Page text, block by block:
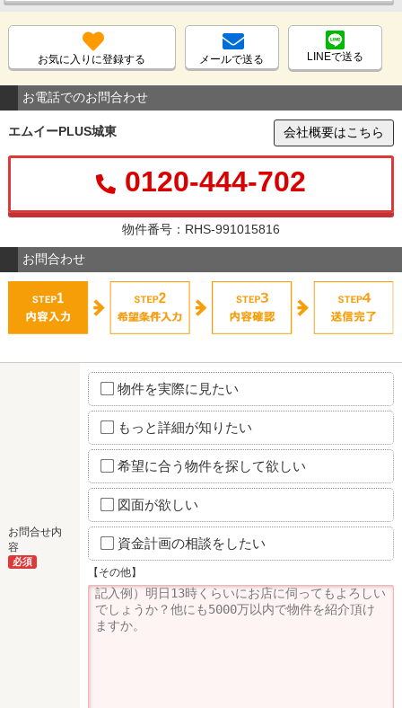
お気に入りに登録する メールで送る LINEで送る
お電話でのお問合わせ
エムイーPLUS城東 会社概要はこちら
0120-444-702
物件番号：RHS-991015816
お問合わせ
お問合せ内
容
必須
物件を実際に見たい
もっと詳細が知りたい
希望に合う物件を探して欲しい
図面が欲しい
資金計画の相談をしたい
【その他】